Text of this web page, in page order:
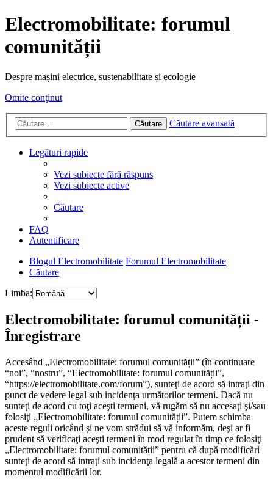
Electromobilitate: forumul
comunității
Despre mașini electrice, sustenabilitate și ecologie
Omite conţinut
Căutare Căutare avansată
Legături rapide
Vezi subiecte fără răspuns
Vezi subiecte active
Căutare
FAQ
Autentificare
Blogul Electromobilitate Forumul Electromobilitate
Căutare
Limba:
Electromobilitate: forumul comunității -
Înregistrare
Accesând „Electromobilitate: forumul comunității” (în continuare
“noi”, “nostru”, “Electromobilitate: forumul comunității”,
“https://electromobilitate.com/forum”), sunteţi de acord să intraţi din
punct de vedere legal sub incidenţa următorilor termeni. Dacă nu
sunteţi de acord cu toţi aceşti termeni, vă rugăm să nu accesaţi şi/sau
folosiţi „Electromobilitate: forumul comunității”. Putem schimba
aceste reguli oricând şi ne vom strădui să vă informăm, deşi ar fi
prudent să verificaţi aceşti termeni în mod regulat în timp ce folosiţi
„Electromobilitate: forumul comunității” pentru că după modificări
sunteţi de acord să intraţi sub incidenţa legală a acestor termeni din
momentul modificării lor.